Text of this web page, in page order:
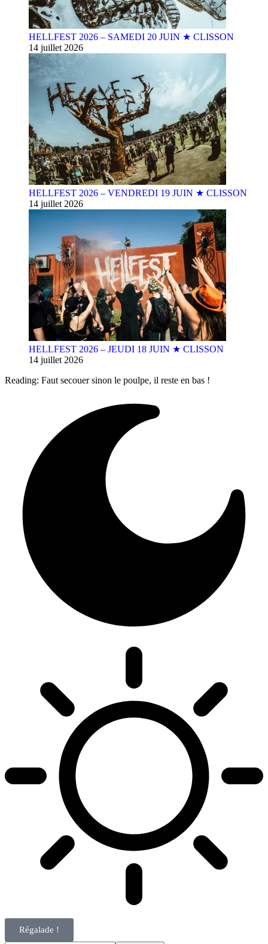
HELLFEST 2026 – SAMEDI 20 JUIN ★ CLISSON
14 juillet 2026
HELLFEST 2026 – VENDREDI 19 JUIN ★ CLISSON
14 juillet 2026
HELLFEST 2026 – JEUDI 18 JUIN ★ CLISSON
14 juillet 2026
Reading: Faut secouer sinon le poulpe, il reste en bas !
Régalade !